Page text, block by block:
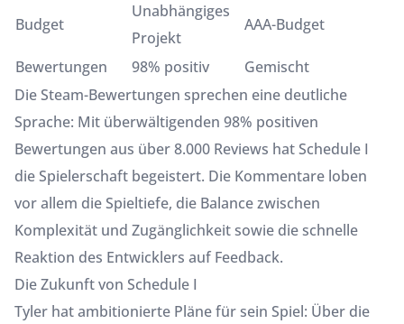
Budget
Unabhängiges
Projekt
AAA-Budget
Bewertungen 98% positiv
Gemischt
Die Steam-Bewertungen sprechen eine deutliche
Sprache: Mit überwältigenden 98% positiven
Bewertungen aus über 8.000 Reviews hat Schedule I
die Spielerschaft begeistert. Die Kommentare loben
vor allem die Spieltiefe, die Balance zwischen
Komplexität und Zugänglichkeit sowie die schnelle
Reaktion des Entwicklers auf Feedback.
Die Zukunft von Schedule I
Tyler hat ambitionierte Pläne für sein Spiel: Über die